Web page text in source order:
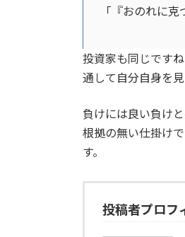
「『おのれに
投資家も同じです
通して自分自身を
負けには良い負け
根拠の無い仕掛け
す。
投稿者プロフ